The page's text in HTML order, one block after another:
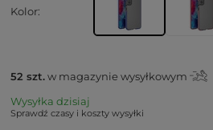
Kolor
52 szt.w magazynie wysyłkowym
Wysyłkadzisiaj
Sprawdź czasy i koszty wysyłki